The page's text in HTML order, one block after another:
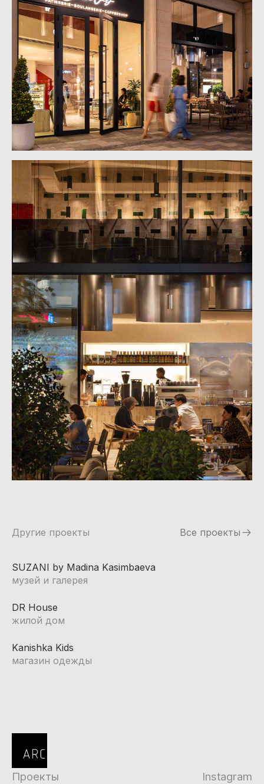
Другие проекты Все проекты
SUZANI by Madina Kasimbaeva
музей и галерея
DR House
жилой дом
Kanishka Kids
магазин одежды